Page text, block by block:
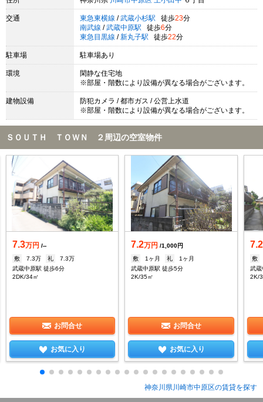
交通 東急東横線 / 武蔵小杉駅 徒歩23分
南武線 / 武蔵中原駅 徒歩6分
東急目黒線 / 新丸子駅 徒歩22分
駐車場 駐車場あり
環境
閑静な住宅地
※部屋・階数により設備が異なる場合がございます。
建物設備
防犯カメラ / 都市ガス / 公営上水道
※部屋・階数により設備が異なる場合がございます。
ＳＯＵＴＨ ＴＯＷＮ ２周辺の空室物件
7.3万円 /--
敷
7.3万 礼
7.3万
武蔵中原駅 徒歩6分
2DK/34㎡
お問合せ
お気に入り
7.2万円 /1,000円
敷
1ヶ月 礼
1ヶ月
武蔵中原駅 徒歩5分
2K/35㎡
お問合せ
お気に入り
7.2
敷
武蔵
2K/
神奈川県川崎市中原区の賃貸を探す